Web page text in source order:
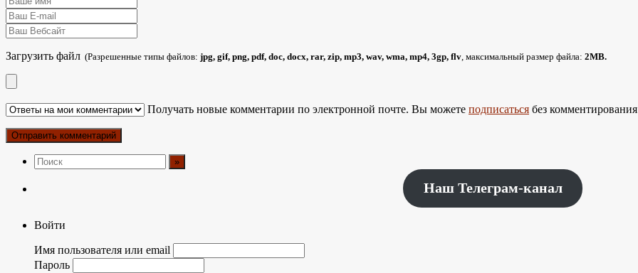
Загрузить файл (Разрешенные типы файлов: jpg, gif, png, pdf, doc, docx, rar, zip, mp3, wav, wma, mp4, 3gp, flv, максимальный размер файла: 2MB.
Получать новые комментарии по электронной почте. Вы можете подписаться без
Наш Телеграм-канал
Войти
Имя пользователя или email
Пароль